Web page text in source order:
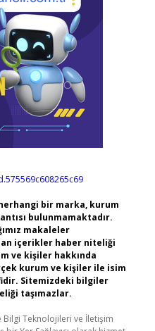
bir marka, kurum
bulunmamaktadır.
makaleler
içerikler haber niteliği
ve kişiler hakkında
kurum ve kişiler ile isim
Sitemizdeki bilgiler
taşımazlar.
Bilgi Teknolojileri ve İletişim